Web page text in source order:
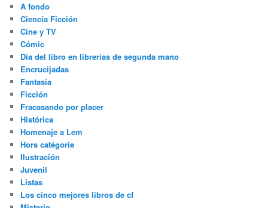
A fondo
Ciencia Ficción
Cine y TV
Cómic
Día del libro en librerías de segunda mano
Encrucijadas
Fantasía
Ficción
Fracasando por placer
Histórica
Homenaje a Lem
Hors catégorie
Ilustración
Juvenil
Listas
Los cinco mejores libros de cf